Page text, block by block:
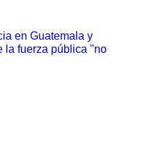
en Guatemala y
la fuerza pública "no